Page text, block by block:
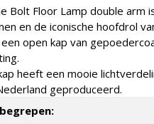
Bolt Floor Lamp double arm
en de iconische hoofdrol
open kap van
heeft een mooie
geproduceerd.